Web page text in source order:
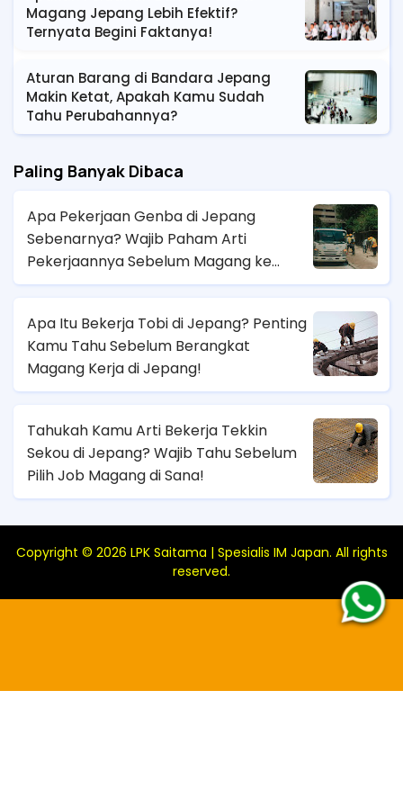
Magang Jepang Lebih Efektif?
Ternyata Begini Faktanya!
Aturan Barang di Bandara Jepang
Makin Ketat, Apakah Kamu Sudah
Tahu Perubahannya?
Paling Banyak Dibaca
Apa Pekerjaan Genba di Jepang
Sebenarnya? Wajib Paham Arti
Pekerjaannya Sebelum Magang ke
Sana!
Apa Itu Bekerja Tobi di Jepang? Penting
Kamu Tahu Sebelum Berangkat
Magang Kerja di Jepang!
Tahukah Kamu Arti Bekerja Tekkin
Sekou di Jepang? Wajib Tahu Sebelum
Pilih Job Magang di Sana!
Copyright © 2026 LPK Saitama | Spesialis IM Japan. All rights
reserved.